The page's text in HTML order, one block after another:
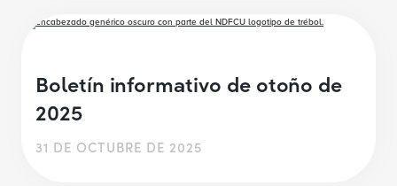
Boletín informativo de otoño de
2025
31 DE OCTUBRE DE 2025